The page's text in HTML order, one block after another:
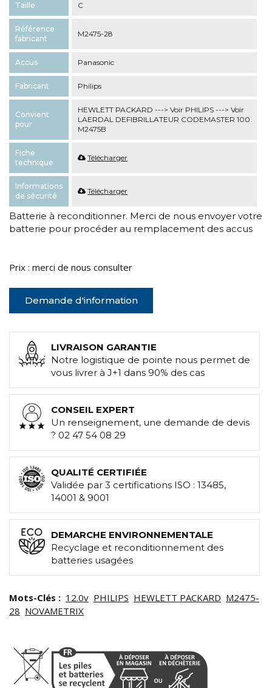
Taille C
Référence
fabricant
M2475-28
Accus Panasonic
Fabricant Philips
Convient
pour
HEWLETT PACKARD ---> Voir PHILIPS ---> Voir
LAERDAL DEFIBRILLATEUR CODEMASTER 100
M2475B
Fiche
technique
Télécharger
Informations
de sécurité
Télécharger
Batterie à reconditionner. Merci de nous envoyer votre
batterie pour procéder au remplacement des accus
Prix : merci de nous consulter
Demande d'information
LIVRAISON GARANTIE
Notre logistique de pointe nous permet de
vous livrer à J+1 dans 90% des cas
CONSEIL EXPERT
Un renseignement, une demande de devis
? 02 47 54 08 29
QUALITÉ CERTIFIÉE
Validée par 3 certifications ISO : 13485,
14001 & 9001
DEMARCHE ENVIRONNEMENTALE
Recyclage et reconditionnement des
batteries usagées
Mots-Clés : 12.0v PHILIPS HEWLETT PACKARD M2475-
28 NOVAMETRIX